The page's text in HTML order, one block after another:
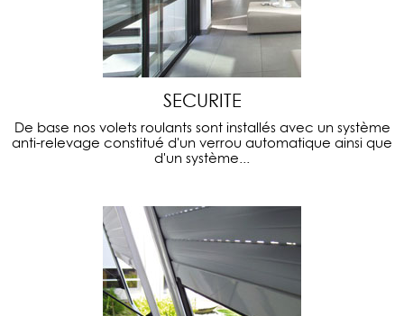
SECURITE
De base nos volets roulants sont installés avec un système
anti-relevage constitué d'un verrou automatique ainsi que
d'un système...